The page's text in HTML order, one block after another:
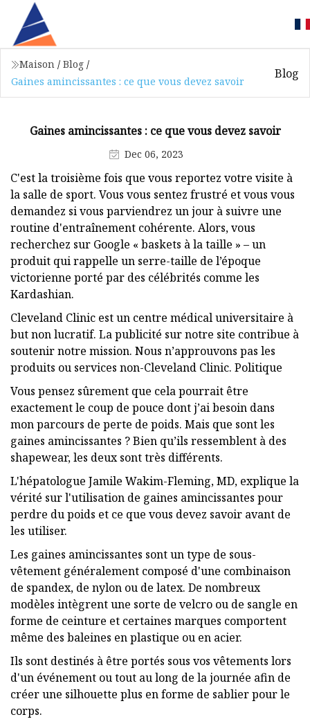
Maison / Blog /
Gaines amincissantes : ce que vous devez savoir
Blog
Gaines amincissantes : ce que vous devez savoir
Dec 06, 2023
C'est la troisième fois que vous reportez votre visite à
la salle de sport. Vous vous sentez frustré et vous vous
demandez si vous parviendrez un jour à suivre une
routine d'entraînement cohérente. Alors, vous
recherchez sur Google « baskets à la taille » – un
produit qui rappelle un serre-taille de l’époque
victorienne porté par des célébrités comme les
Kardashian.
Cleveland Clinic est un centre médical universitaire à
but non lucratif. La publicité sur notre site contribue à
soutenir notre mission. Nous n’approuvons pas les
produits ou services non-Cleveland Clinic. Politique
Vous pensez sûrement que cela pourrait être
exactement le coup de pouce dont j’ai besoin dans
mon parcours de perte de poids. Mais que sont les
gaines amincissantes ? Bien qu’ils ressemblent à des
shapewear, les deux sont très différents.
L'hépatologue Jamile Wakim-Fleming, MD, explique la
vérité sur l'utilisation de gaines amincissantes pour
perdre du poids et ce que vous devez savoir avant de
les utiliser.
Les gaines amincissantes sont un type de sous-
vêtement généralement composé d'une combinaison
de spandex, de nylon ou de latex. De nombreux
modèles intègrent une sorte de velcro ou de sangle en
forme de ceinture et certaines marques comportent
même des baleines en plastique ou en acier.
Ils sont destinés à être portés sous vos vêtements lors
d'un événement ou tout au long de la journée afin de
créer une silhouette plus en forme de sablier pour le
corps.